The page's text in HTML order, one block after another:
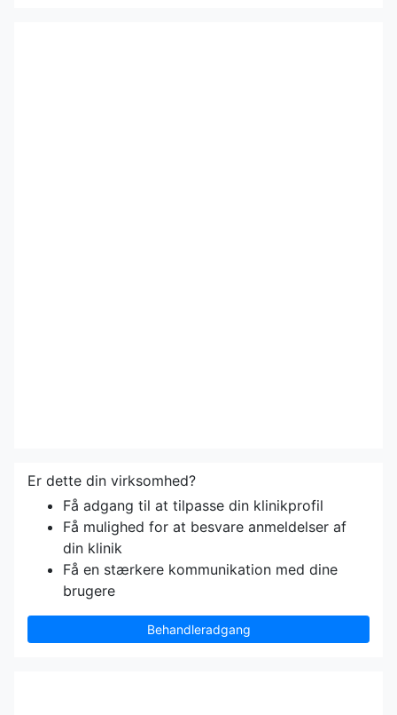
Er dette din virksomhed?
Få adgang til at tilpasse din klinikprofil
Få mulighed for at besvare anmeldelser af
din klinik
Få en stærkere kommunikation med dine
brugere
Behandleradgang